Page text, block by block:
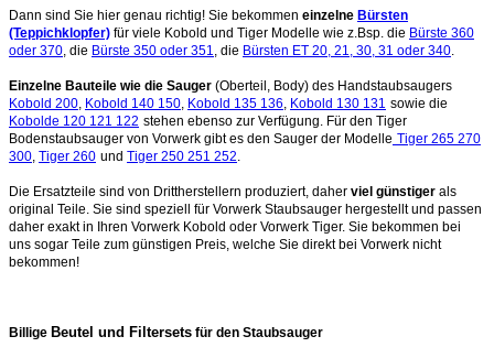
Dann sind Sie hier genau richtig! Sie bekommen einzelne Bürsten
(Teppichklopfer) für viele Kobold und Tiger Modelle wie z.Bsp. die Bürste 360
oder 370 , die Bürste 350 oder 351 , die Bürsten ET 20, 21, 30, 31 oder 340
Einzelne Bauteile wie die Sauger (Oberteil, Body) des Handstaubsaugers
Kobold 200 Kobold 140 150 Kobold 135 136 Kobold 130 131 sowie die
Kobolde 120 121 122 stehen ebenso zur Verfügung. Für den Tiger
Bodenstaubsauger von Vorwerk gibt es den Sauger der Modelle Tiger 265 270
300 Tiger 260 und Tiger 250 251 252
Die Ersatzteile sind von Drittherstellern produziert, daher viel günstiger als
original Teile. Sie sind speziell für Vorwerk Staubsauger hergestellt und passen
daher exakt in Ihren Vorwerk Kobold oder Vorwerk Tiger. Sie bekommen bei
uns sogar Teile zum günstigen Preis, welche Sie direkt bei Vorwerk nicht
bekommen!
Billige Beutel und Filtersets für den Staubsauger